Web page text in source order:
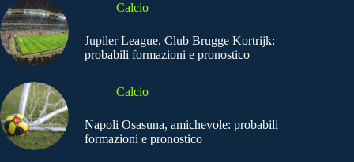
Calcio
Jupiler League, Club Brugge Kortrijk:
probabili formazioni e pronostico
Calcio
Napoli Osasuna, amichevole: probabili
formazioni e pronostico